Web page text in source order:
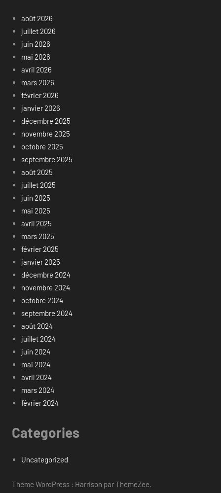
août 2026
juillet 2026
juin 2026
mai 2026
avril 2026
mars 2026
février 2026
janvier 2026
décembre 2025
novembre 2025
octobre 2025
septembre 2025
août 2025
juillet 2025
juin 2025
mai 2025
avril 2025
mars 2025
février 2025
janvier 2025
décembre 2024
novembre 2024
octobre 2024
septembre 2024
août 2024
juillet 2024
juin 2024
mai 2024
avril 2024
mars 2024
février 2024
Categories
Uncategorized
Thème WordPress : Harrison par ThemeZee.